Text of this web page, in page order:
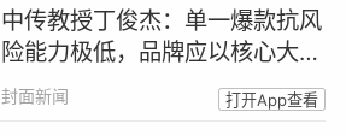
中传教授丁俊杰：单一爆款抗风
险能力极低，品牌应以核心大单
品站稳用户心智 | 超品大师说
封面新闻 打开App查看